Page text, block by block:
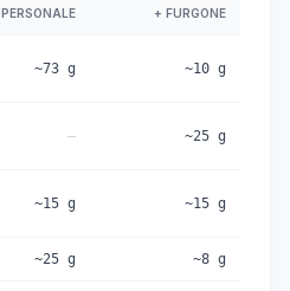
PERSONALE
+ FURGONE
~73 g ~10 g
— ~25 g
~15 g ~15 g
~25 g ~8 g